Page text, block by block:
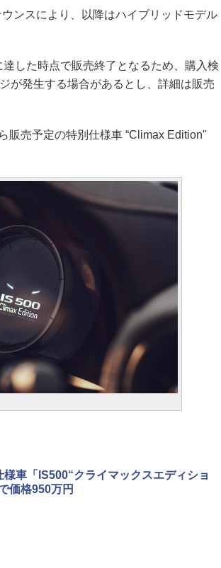
ンスにより、以降はハイブリッドモデル
した時点で販売終了となるため、購入検
が発生する場合があるとし、詳細は販売
売予定の特別仕様車 “Climax Edition"
様車「IS500“クライマックスエディショ
価格950万円